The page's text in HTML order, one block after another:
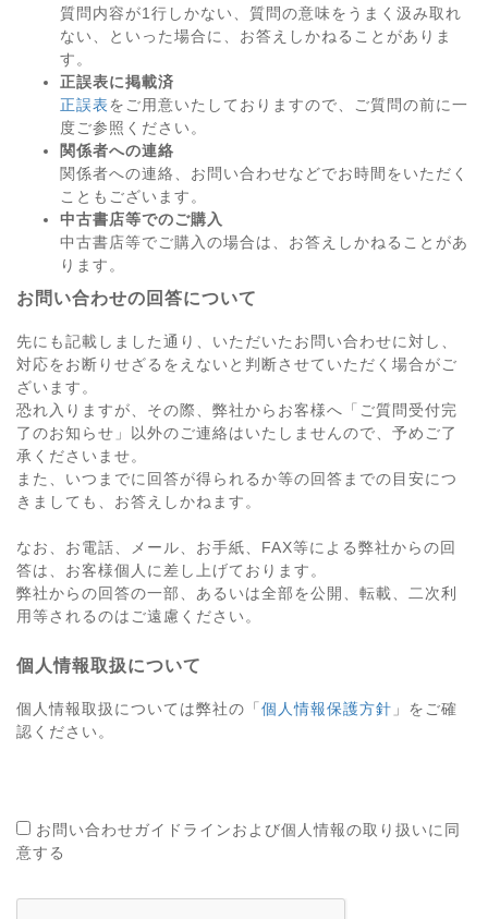
質問内容が1行しかない、質問の意味をうまく汲み取れ
ない、といった場合に、お答えしかねることがありま
す。
正誤表に掲載済
正誤表をご用意いたしておりますので、ご質問の前に一
度ご参照ください。
関係者への連絡
関係者への連絡、お問い合わせなどでお時間をいただく
こともございます。
中古書店等でのご購入
中古書店等でご購入の場合は、お答えしかねることがあ
ります。
お問い合わせの回答について
先にも記載しました通り、いただいたお問い合わせに対し、
対応をお断りせざるをえないと判断させていただく場合がご
ざいます。
恐れ入りますが、その際、弊社からお客様へ「ご質問受付完
了のお知らせ」以外のご連絡はいたしませんので、予めご了
承くださいませ。
また、いつまでに回答が得られるか等の回答までの目安につ
きましても、お答えしかねます。
なお、お電話、メール、お手紙、FAX等による弊社からの回
答は、お客様個人に差し上げております。
弊社からの回答の一部、あるいは全部を公開、転載、二次利
用等されるのはご遠慮ください。
個人情報取扱について
個人情報取扱については弊社の「 個人情報保護方針 」をご確
認ください。
お問い合わせガイドラインおよび個人情報の取り扱いに同
意する